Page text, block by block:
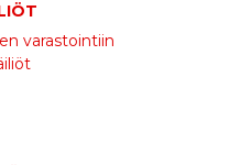
varastointiin